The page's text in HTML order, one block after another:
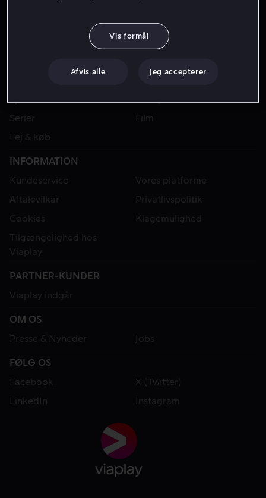
Sport
Kategorier
Serier
Film
Lej & køb
INFORMATION
Kundeservice
Vores platforme
Aftalevilkår
Privatlivspolitik
Cookies
Klagemulighed
Tilgængelighed hos
Viaplay
PARTNER-KUNDER
Viaplay indgår
OM OS
Presse & Nyheder
Jobs
FØLG OS
Facebook
X (Twitter)
LinkedIn
Instagram
Vis formål
Afvis alle Jeg accepterer